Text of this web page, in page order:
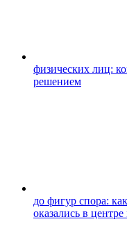
физических лиц:
решением
до фигур спора:
оказались в